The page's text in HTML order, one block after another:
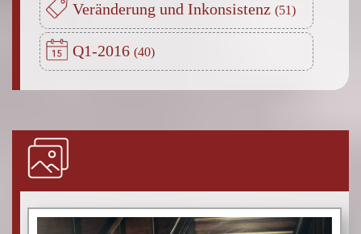
Veränderung und Inkonsistenz
Q1-2016